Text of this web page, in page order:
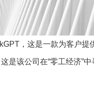
，这是一款为客户提
是该公司在“零工经济”中